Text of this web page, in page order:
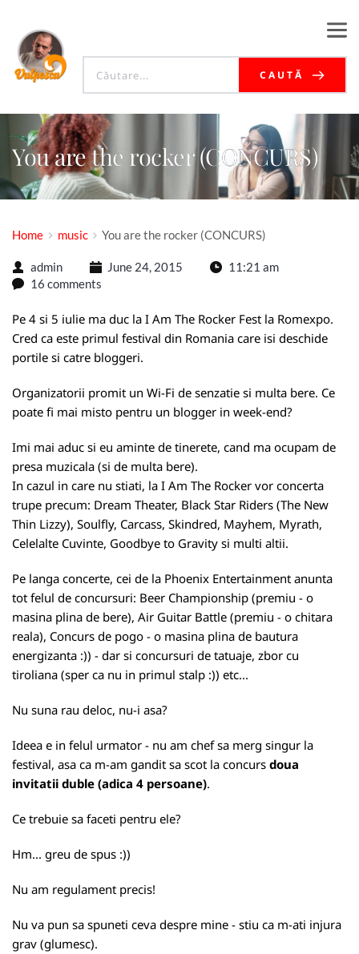
CAUTĂ
You are the rocker (CONCURS)
Home music You are the rocker (CONCURS)
admin June 24, 2015
11:21 am
16 comments
Pe 4 si 5 iulie ma duc la I Am The Rocker Fest la Romexpo.
Cred ca este primul festival din Romania care isi deschide
portile si catre bloggeri.
Organizatorii promit un Wi-Fi de senzatie si multa bere. Ce
poate fi mai misto pentru un blogger in week-end?
Imi mai aduc si eu aminte de tinerete, cand ma ocupam de
presa muzicala (si de multa bere).
In cazul in care nu stiati, la I Am The Rocker vor concerta
trupe precum: Dream Theater, Black Star Riders (The New
Thin Lizzy), Soulfly, Carcass, Skindred, Mayhem, Myrath,
Celelalte Cuvinte, Goodbye to Gravity si multi altii.
Pe langa concerte, cei de la Phoenix Entertainment anunta
tot felul de concursuri: Beer Championship (premiu - o
masina plina de bere), Air Guitar Battle (premiu - o chitara
reala), Concurs de pogo - o masina plina de bautura
energizanta :)) - dar si concursuri de tatuaje, zbor cu
tiroliana (sper ca nu in primul stalp :)) etc...
Nu suna rau deloc, nu-i asa?
Ideea e in felul urmator - nu am chef sa merg singur la
festival, asa ca m-am gandit sa scot la concurs doua
invitatii duble (adica 4 persoane).
Ce trebuie sa faceti pentru ele?
Hm... greu de spus :))
Nu am regulament precis!
Nu va pun sa spuneti ceva despre mine - stiu ca m-ati injura
grav (glumesc).